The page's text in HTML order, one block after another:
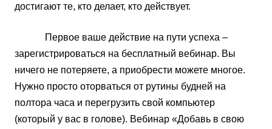
достигают те, кто делает, кто действует.
Первое ваше действие на пути успеха –
зарегистрироваться на бесплатный вебинар. Вы
ничего не потеряете, а приобрести можете многое.
Нужно просто оторваться от рутины будней на
полтора часа и перегрузить свой компьютер
(который у вас в голове). Вебинар «Добавь в свою